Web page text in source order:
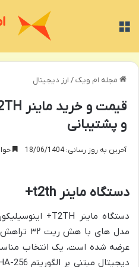
مجله ام ویک/ ارز دیجیتال
و پشتیبانی
آخرین به روز رسانی: 18/06/1404
دستگاه ماینر t2th+
عرضه شده است، یک انتخاب